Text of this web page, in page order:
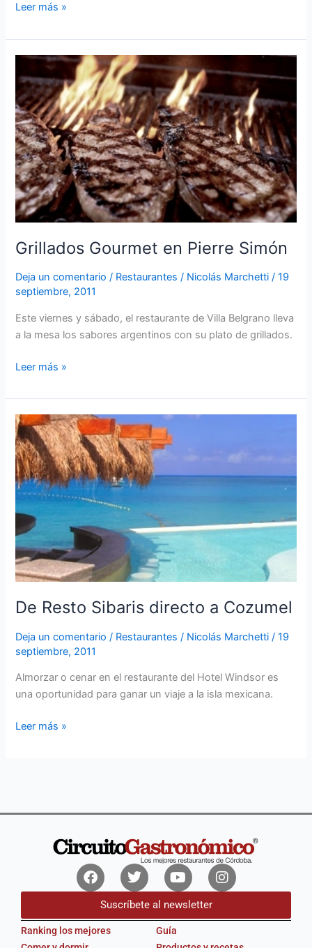
Leer más »
Grillados Gourmet en Pierre Simón
Deja un comentario / Restaurantes / Nicolás Marchetti/19
septiembre, 2011
Este viernes y sábado, el restaurante de Villa Belgrano lleva
a la mesa los sabores argentinos con su plato de grillados.
Grillados
Gourmet
en
Pierre
Simón
Leer más »
De Resto Sibaris directo a Cozumel
Deja un comentario / Restaurantes / Nicolás Marchetti/19
septiembre, 2011
Almorzar o cenar en el restaurante del Hotel Windsor es
una oportunidad para ganar un viaje a la isla mexicana.
De
Resto
Sibaris
directo
a
Leer más »
FacebookTwitterYoutubeInstagram
Suscríbete al newsletter
Ranking los mejores
Guía